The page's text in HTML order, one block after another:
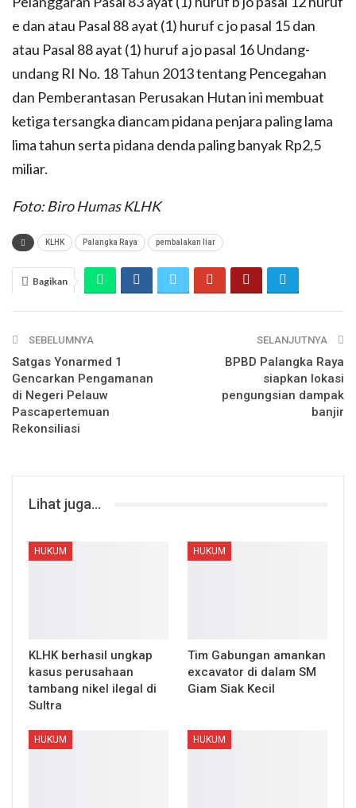
e dan atau Pasal 88 ayat (1) huruf c jo pasal 15 dan
atau Pasal 88 ayat (1) huruf a jo pasal 16 Undang-
undang RI No. 18 Tahun 2013 tentang Pencegahan
dan Pemberantasan Perusakan Hutan ini membuat
ketiga tersangka diancam pidana penjara paling lama
lima tahun serta pidana denda paling banyak Rp2,5
miliar.
Foto: Biro Humas KLHK
KLHK Palangka Raya pembalakan liar
Bagikan
SEBELUMNYA
Satgas Yonarmed 1
Gencarkan Pengamanan
di Negeri Pelauw
Pascapertemuan
Rekonsiliasi
SELANJUTNYA
BPBD Palangka Raya
siapkan lokasi
pengungsian dampak
banjir
Lihat juga...
HUKUM
KLHK berhasil ungkap
kasus perusahaan
tambang nikel ilegal di
Sultra
HUKUM
Tim Gabungan amankan
excavator di dalam SM
Giam Siak Kecil
HUKUM HUKUM